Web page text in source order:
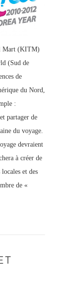
Mart (KITM)
(Sud de
de
du Nord,
:
partager de
du voyage.
devraient
à créer de
et des
de «